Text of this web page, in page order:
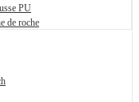
PU
de roche